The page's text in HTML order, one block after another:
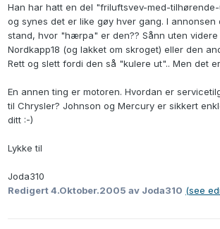
Han har hatt en del "friluftsvev-med-
og synes det er like gøy hver gang. I
stand, hvor "hærpa" er den?? Sånn uten
Nordkapp18 (og lakket om skroget) eller den
Rett og slett fordi den så "kulere ut".. Men det
En annen ting er motoren. Hvordan er
til Chrysler? Johnson og Mercury er sikkert
ditt :-)
Lykke til
Joda310
Redigert4.Oktober.2005 av Joda310 (see